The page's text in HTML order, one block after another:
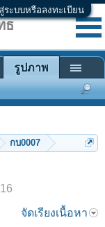
ระบบหรือลงทะเบียน
กบ0007
จัดเรียงเนื้อหา
ธ
รูปภาพ